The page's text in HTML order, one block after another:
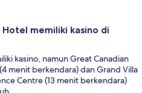
Hotel memiliki kasino di
kasino, namun Great Canadian
menit berkendara) dan Grand Villa
Centre (13 menit berkendara)